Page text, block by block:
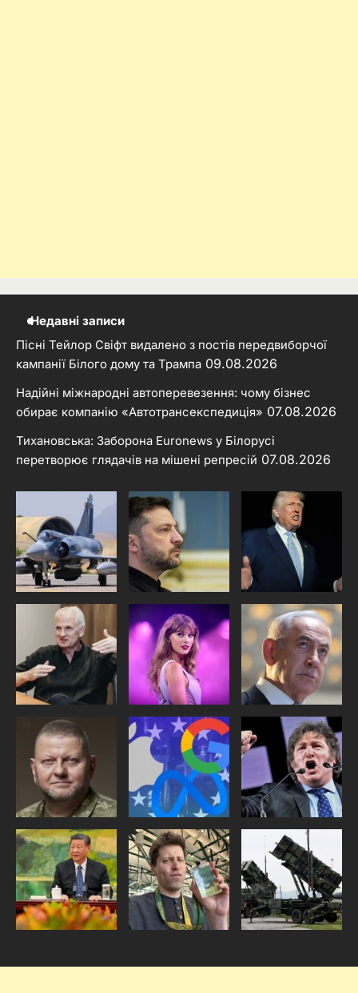
Недавні записи
Пісні Тейлор Свіфт видалено з постів передвиборчої
кампанії Білого дому та Трампа 09.08.2026
Надійні міжнародні автоперевезення: чому бізнес
обирає компанію «Автотрансекспедиція» 07.08.2026
Тихановська: Заборона Euronews у Білорусі
перетворює глядачів на мішені репресій 07.08.2026